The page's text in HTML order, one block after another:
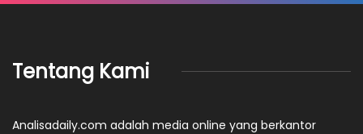
Tentang Kami
Analisadaily.com adalah media online yang berkantor